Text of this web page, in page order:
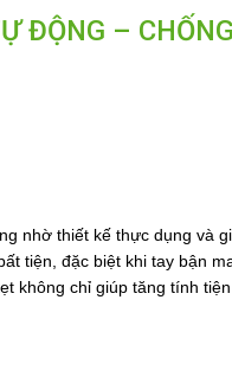
ĐỘNG –
nhờ thiết kế thực dụng và
tiện, đặc biệt khi tay bận
không chỉ giúp tăng tính